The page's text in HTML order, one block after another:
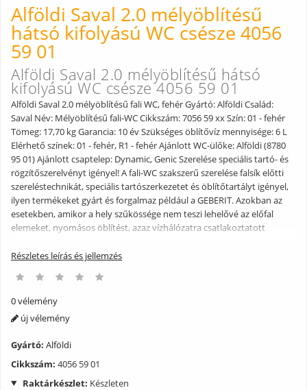
Alföldi Saval 2.0 mélyöblítésű
hátsó kifolyású WC csésze 4056
59 01
Alföldi Saval 2.0 mélyöblítésű hátsó
kifolyású WC csésze 4056 59 01
Alföldi Saval 2.0 mélyöblítésű fali WC, fehér Gyártó: Alföldi Család:
Saval Név: Mélyöblítésű fali-WC Cikkszám: 7056 59 xx Szín: 01 - fehér
Tömeg: 17,70 kg Garancia: 10 év Szükséges öblítővíz mennyisége: 6 L
Elérhető színek: 01 - fehér, R1 - fehér Ajánlott WC-ülőke: Alföldi (8780
95 01) Ajánlott csaptelep: Dynamic, Genic Szerelése speciális tartó- és
rögzítőszerelvényt igényel! A fali-WC szakszerű szerelése falsík előtti
szereléstechnikát, speciális tartószerkezetet és öblítőtartályt igényel,
ilyen termékeket gyárt és forgalmaz például a GEBERIT. Azokban az
esetekben, amikor a hely szűkössége nem teszi lehelővé az előfal
elemeket, nyomásos öblítést, azaz vízhálózatra csatlakoztatott
Magyarország Kft. által forgalmazott rögzítőkeretet. A rögzítőkeret
betonozást és a burkolatok lerakását megelőzően kell elvégezni. Ez
segítséget nyújt a megfelelő felrögzítéshez, de nem helyettesíti az
öblítő szerelvényt! A gyártási technológiából és az üvegszerű
mázfelületből következően szanitertermékeink nem károsodnak
deformálódnak, nem igényelnek felületi kezelést, ellenállnak az
oldószerek ill. a háztartásban használatos egyéb tisztítószerek káros
hatásainak. Nagy töménységű savak, lúgok alkalmazása termékeink
Részletes leírás és jellemzés
0 vélemény
új vélemény
Gyártó: Alföldi
Cikkszám: 4056 59 01
Raktárkészlet: Készleten